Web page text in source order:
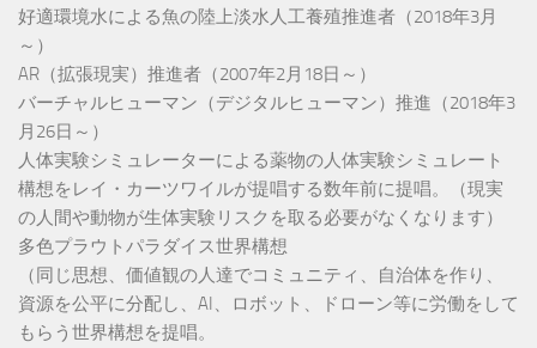
好適環境水による魚の陸上淡水人工養殖推進者（2018年3月
～）
AR（拡張現実）推進者（2007年2月18日～）
バーチャルヒューマン（デジタルヒューマン）推進（2018年3
月26日～）
人体実験シミュレーターによる薬物の人体実験シミュレート
構想をレイ・カーツワイルが提唱する数年前に提唱。（現実
の人間や動物が生体実験リスクを取る必要がなくなります）
多色プラウトパラダイス世界構想
（同じ思想、価値観の人達でコミュニティ、自治体を作り、
資源を公平に分配し、AI、ロボット、ドローン等に労働をして
もらう世界構想を提唱。